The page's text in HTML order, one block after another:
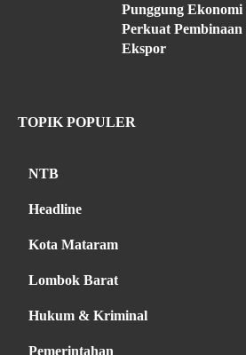
Punggung
Perkuat
Ekspor
TOPIK POPULER
NTB
Headline
Kota Mataram
Lombok Barat
Hukum & Kriminal
Pemerintahan